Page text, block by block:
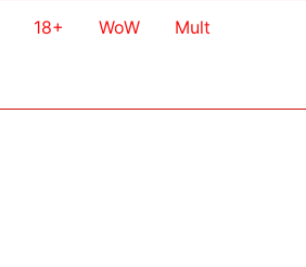
18+ WoW Mult